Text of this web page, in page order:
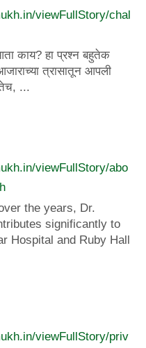
viewFullStory/chal
काय? हा प्रश्न बहुतेक
त्रासातून आपली
...
viewFullStory/abo
the years, Dr.
significantly to
Hospital and Ruby Hall
viewFullStory/priv